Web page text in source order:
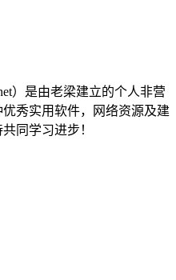
）是由老梁建立的个人非营
秀实用软件，网络资源及建
同学习进步！